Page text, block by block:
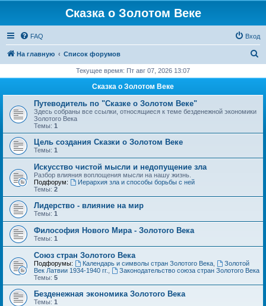
Сказка о Золотом Веке
FAQ Вход
На главную Список форумов
с
Текущее время: Пт авг 07, 2026 13:07
Сказка о Золотом Веке
Путеводитель по "Сказке о Золотом Веке"
Здесь собраны все ссылки, относящиеся к теме безденежной экономики
Золотого Века
Темы: 1
Цель создания Сказки о Золотом Веке
Темы: 1
Искусство чистой мысли и недопущение зла
Разбор влияния воплощения мысли на нашу жизнь.
Подфорум:
Иерархия зла и способы борьбы с ней
Темы: 2
Лидерство - влияние на мир
Темы: 1
Философия Нового Мира - Золотого Века
Темы: 1
Cоюз стран Золотого Века
Подфорумы: Календарь и символы стран Золотого Века,
Золотой
Век Латвии 1934-1940 гг.
Законодательство союза стран Золотого Века
Темы: 5
Безденежная экономика Золотого Века
Темы: 1